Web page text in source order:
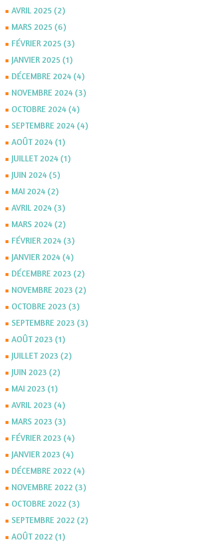
AVRIL 2025 (2)
MARS 2025 (6)
FÉVRIER 2025 (3)
JANVIER 2025 (1)
DÉCEMBRE 2024 (4)
NOVEMBRE 2024 (3)
OCTOBRE 2024 (4)
SEPTEMBRE 2024 (4)
AOÛT 2024 (1)
JUILLET 2024 (1)
JUIN 2024 (5)
MAI 2024 (2)
AVRIL 2024 (3)
MARS 2024 (2)
FÉVRIER 2024 (3)
JANVIER 2024 (4)
DÉCEMBRE 2023 (2)
NOVEMBRE 2023 (2)
OCTOBRE 2023 (3)
SEPTEMBRE 2023 (3)
AOÛT 2023 (1)
JUILLET 2023 (2)
JUIN 2023 (2)
MAI 2023 (1)
AVRIL 2023 (4)
MARS 2023 (3)
FÉVRIER 2023 (4)
JANVIER 2023 (4)
DÉCEMBRE 2022 (4)
NOVEMBRE 2022 (3)
OCTOBRE 2022 (3)
SEPTEMBRE 2022 (2)
AOÛT 2022 (1)